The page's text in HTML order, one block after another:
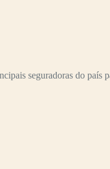
seguradoras do país